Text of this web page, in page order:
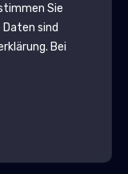
Sie
sind
. Bei